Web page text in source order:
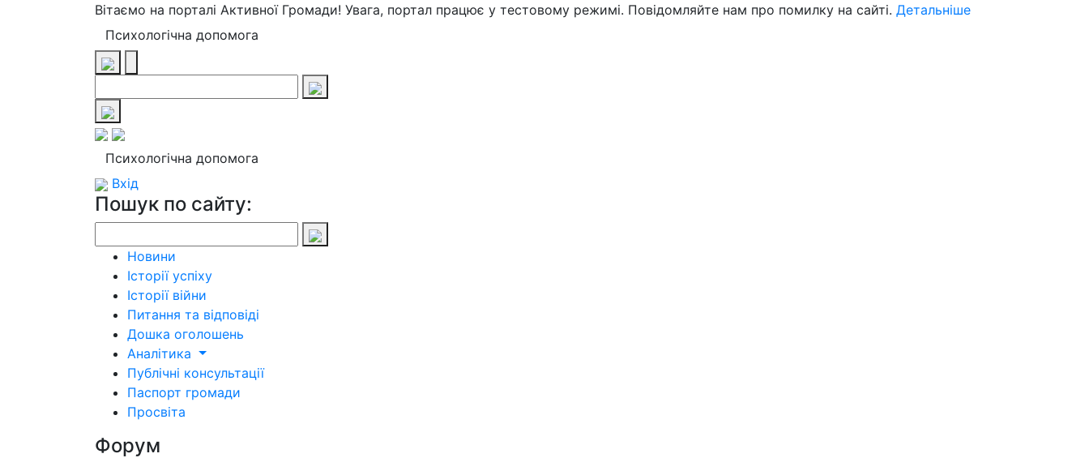
Вітаємо на порталі Активної Громади! Увага, портал працює у тестовому режимі. Повідомляйте нам про помилку на сайті. Детальніше
Психологічна допомога
Психологічна допомога
Вхід
Пошук по сайту:
Новини
Історії успіху
Історії війни
Питання та відповіді
Дошка оголошень
Аналітика
Публічні консультації
Паспорт громади
Просвіта
Форум